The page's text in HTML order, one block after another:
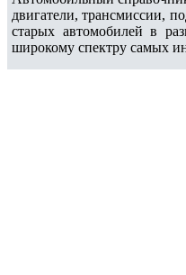
двигатели, трансмиссии,
старых автомобилей в
широкому спектру самых